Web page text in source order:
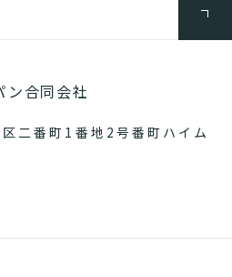
ン合同会社
二番町1番地2号番町ハイム